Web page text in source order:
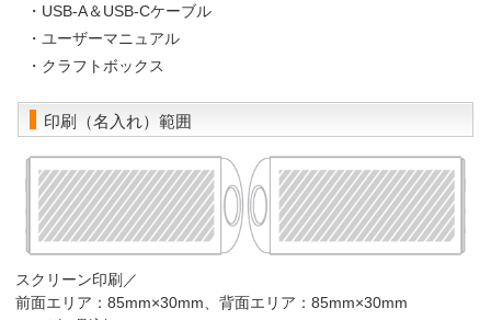
・USB-A＆USB-Cケーブル
・ユーザーマニュアル
・クラフトボックス
印刷（名入れ）範囲
スクリーン印刷／
前面エリア：85mm×30mm、背面エリア：85mm×30mm